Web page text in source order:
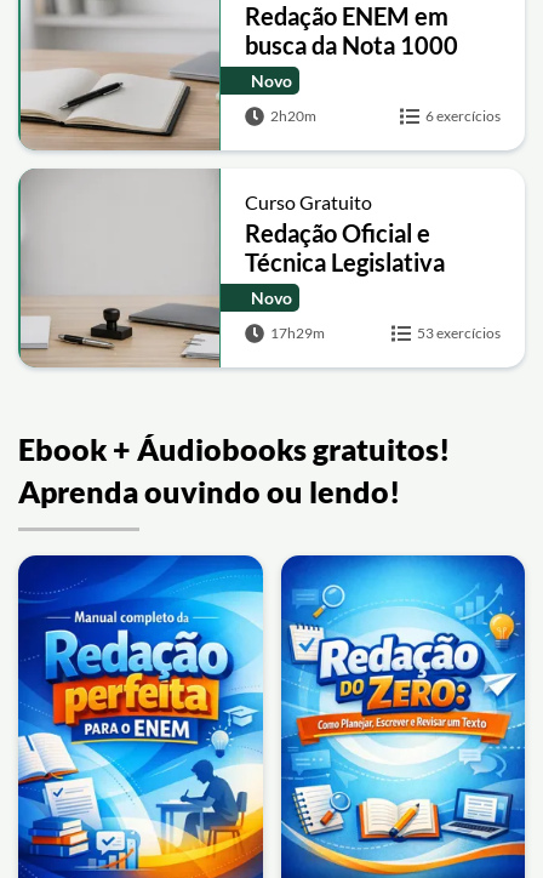
Redação ENEM em
busca da Nota 1000
Novo
2h20m 6 exercícios
Curso Gratuito
Redação Oficial e
Técnica Legislativa
Novo
17h29m 53 exercícios
Ebook + Áudiobooks gratuitos!
Aprenda ouvindo ou lendo!